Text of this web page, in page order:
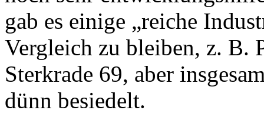
gab es einige „reiche
Vergleich zu bleiben, z. B.
Sterkrade 69, aber
dünn besiedelt.